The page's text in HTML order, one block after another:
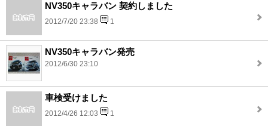
NV350キャラバン 契約しました
2012/7/20 23:38 1
NV350キャラバン発売
2012/6/30 23:10
車検受けました
2012/4/26 12:03 1